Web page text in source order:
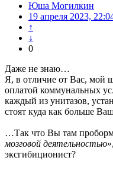
Юша Могилкин
19 апреля 2023,
↑
↓
0
Даже не знаю…
Я, в отличие от Вас, мой
оплатой коммунальных
каждый из унитазов,
стоят куда как больше
…Так что Вы там
мозговой деятельностью
эксгибиционист?